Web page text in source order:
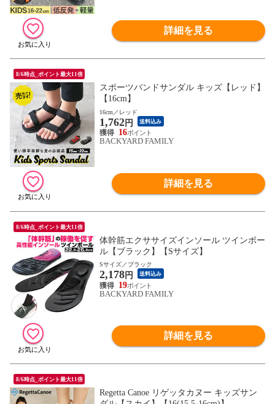
詳細を見る
8/6時点_ポイント最大11倍
スポーツバンドサンダル キッズ【レッド】
【16cm】
16cm／レッド
1,762円 送料込み
16
BACKYARD FAMILY
詳細を見る
8/6時点_ポイント最大11倍
体幹筋エクササイズインソール ツインボー
ル【ブラック】【Sサイズ】
Sサイズ／ブラック
2,178円 送料込み
19
BACKYARD FAMILY
詳細を見る
8/6時点_ポイント最大11倍
Regetta Canoe リゲッタカヌー キッズサン